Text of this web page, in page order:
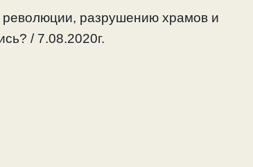
революции, разрушению храмов и
/ 7.08.2020г.